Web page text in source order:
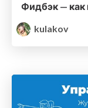
Фидбэк — как
kulakov